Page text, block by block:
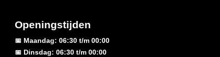
Openingstijden
📅 Maandag: 06:30 t/m 00:00
📅 Dinsdag: 06:30 t/m 00:00